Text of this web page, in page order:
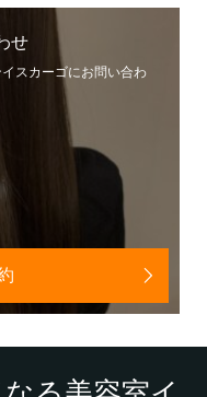
せ
スカーゴにお問い合わ